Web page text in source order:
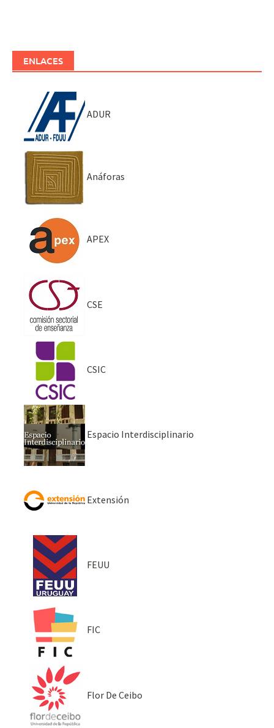
ENLACES
ADUR
Anáforas
APEX
CSE
CSIC
Espacio Interdisciplinario
Extensión
FEUU
FIC
Flor De Ceibo